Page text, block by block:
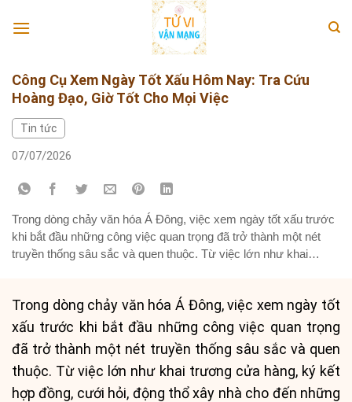
Công Cụ Xem Ngày Tốt Xấu Hôm Nay: Tra Cứu
Hoàng Đạo, Giờ Tốt Cho Mọi Việc
Tin tức
07/07/2026
Trong dòng chảy văn hóa Á Đông, việc xem ngày tốt xấu trước
khi bắt đầu những công việc quan trọng đã trở thành một nét
truyền thống sâu sắc và quen thuộc. Từ việc lớn như khai
Trong dòng chảy văn hóa Á Đông, việc xem ngày tốt
xấu trước khi bắt đầu những công việc quan trọng
đã trở thành một nét truyền thống sâu sắc và quen
thuộc. Từ việc lớn như khai trương cửa hàng, ký kết
hợp đồng, cưới hỏi, động thổ xây nhà cho đến những